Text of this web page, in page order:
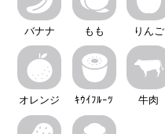
バナナ もも りんご
オレンジ ｷｳｲﾌﾙｰﾂ 牛肉